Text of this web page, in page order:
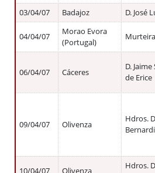
03/04/07
Badajoz D. José
04/04/07
Morao Evora
(Portugal)
06/04/07 Cáceres
D.
de Erice
09/04/07 Olivenza
Hdros.
10/04/07 Olivenza
Hdros.